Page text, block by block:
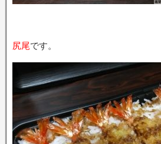
尻尾です。